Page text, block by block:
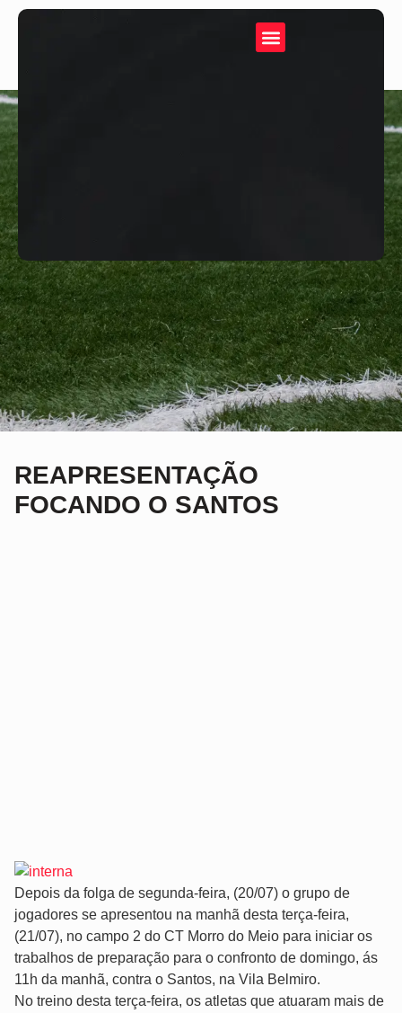
REAPRESENTAÇÃO
FOCANDO O SANTOS
Depois da folga de segunda-feira, (20/07) o grupo de
jogadores se apresentou na manhã desta terça-feira,
(21/07), no campo 2 do CT Morro do Meio para iniciar os
trabalhos de preparação para o confronto de domingo, ás
11h da manhã, contra o Santos, na Vila Belmiro.
No treino desta terça-feira, os atletas que atuaram mais de